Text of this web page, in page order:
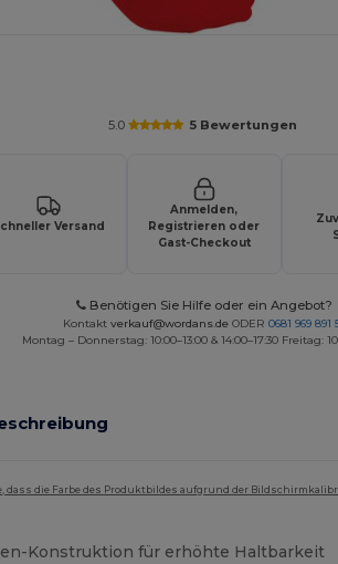
5.0 5 Bewertungen
Versand
Anmelden,
Registrieren oder
Gast-Checkout
Benötigen Sie Hilfe oder ein Angebot?
Kontaktverkauf@wordans.de ODER0681 969 891
Montag – Donnerstag: 10:00–13:00 & 14:00–17:30 Freitag:
dass die Farbe des Produktbildes aufgrund der
Konstruktion für erhöhte Haltbarkeit